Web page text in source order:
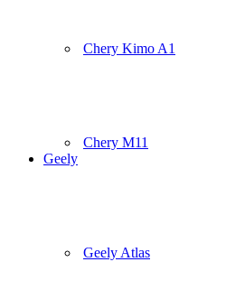
Chery Kimo A1
Chery M11
Geely
Geely Atlas